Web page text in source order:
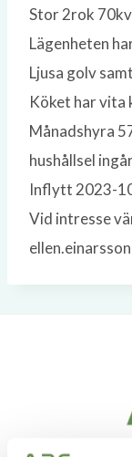
Stor 2rok
Lägenheten
Ljusa golv
Köket har vita
Månadshyra
hushållsel
Inflytt 2023-
Vid intresse